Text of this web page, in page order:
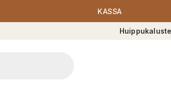
KASSA